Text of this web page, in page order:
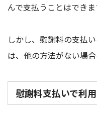
んで支払うことはできま
しかし、慰謝料の支払
は、他の方法がない場
慰謝料支払いで利